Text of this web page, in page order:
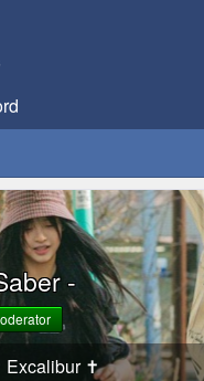
-
Excalibur ✝